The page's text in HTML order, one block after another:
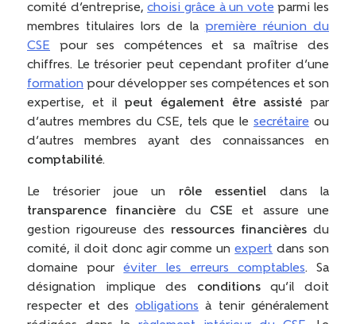
comité d’entreprise,choisi grâce à un vote parmi les
membres titulaires lors de la première réunion du
CSE pour ses compétences et sa maîtrise des
chiffres. Le trésorier peut cependant profiter d’une
formation pour développer ses compétences et son
expertise, et ilpeut également être assisté par
d’autres membres du CSE, tels que le secrétaire ou
d’autres membres ayant des connaissances en
comptabilité.
Le trésorier joue un rôle essentiel dans la
transparence financière du CSE et assure une
gestion rigoureuse des ressources financières du
comité, il doit donc agir comme un expert dans son
domaine pouréviter les erreurs comptables. Sa
désignation implique des conditionsqu’il doit
respecter et des obligations à tenir généralement